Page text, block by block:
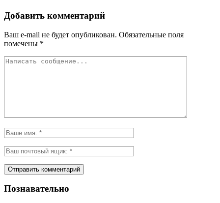
Добавить комментарий
Ваш e-mail не будет опубликован. Обязательные поля
помечены *
Познавательно